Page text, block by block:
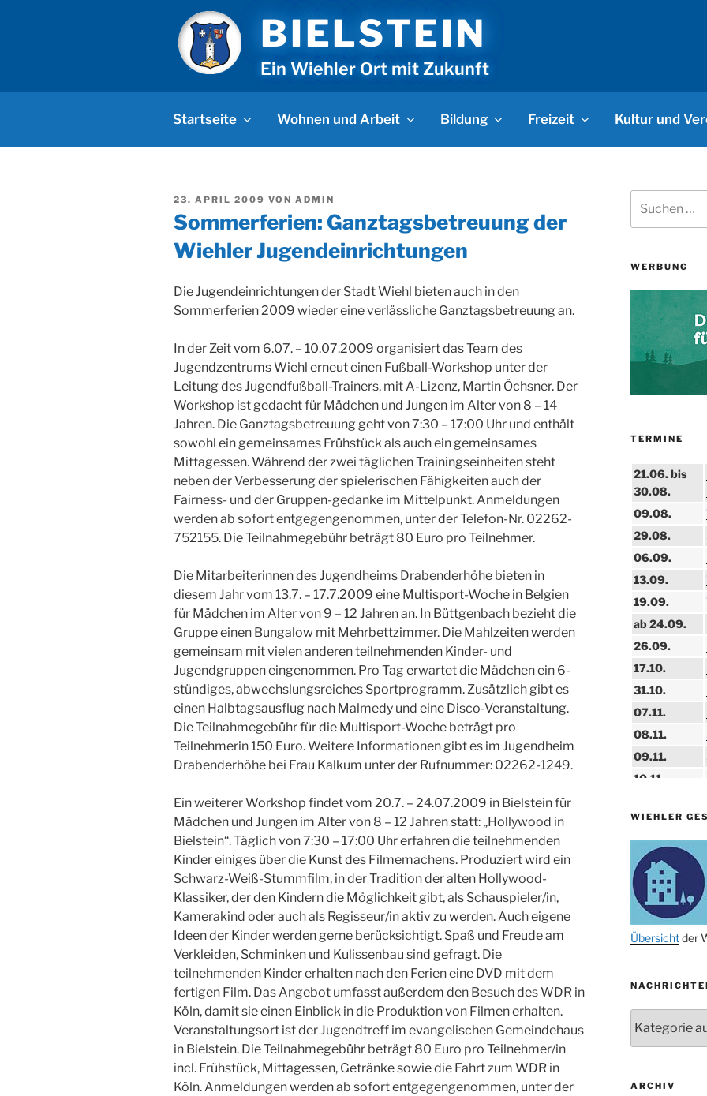
BIELSTEIN
Ein Wiehler Ort mit Zukunft
Startseite Wohnen und Arbeit Bildung Freizeit Kultur und
VERÖFFENTLICHT
23. APRIL 2009 VON ADMIN
Sommerferien: Ganztagsbetreuung der
Wiehler Jugendeinrichtungen
Die Jugendeinrichtungen der Stadt Wiehl bieten auch in den
Sommerferien 2009 wieder eine verlässliche Ganztagsbetreuung an.
In der Zeit vom 6.07. – 10.07.2009 organisiert das Team des
Jugendzentrums Wiehl erneut einen Fußball-Workshop unter der
Leitung des Jugendfußball-Trainers, mit A-Lizenz, Martin Öchsner. Der
Workshop ist gedacht für Mädchen und Jungen im Alter von 8 – 14
Jahren. Die Ganztagsbetreuung geht von 7:30 – 17:00 Uhr und enthält
sowohl ein gemeinsames Frühstück als auch ein gemeinsames
Mittagessen. Während der zwei täglichen Trainingseinheiten steht
neben der Verbesserung der spielerischen Fähigkeiten auch der
Fairness- und der Gruppen-gedanke im Mittelpunkt. Anmeldungen
werden ab sofort entgegengenommen, unter der Telefon-Nr. 02262-
752155. Die Teilnahmegebühr beträgt 80 Euro pro Teilnehmer.
Die Mitarbeiterinnen des Jugendheims Drabenderhöhe bieten in
diesem Jahr vom 13.7. – 17.7.2009 eine Multisport-Woche in Belgien
für Mädchen im Alter von 9 – 12 Jahren an. In Büttgenbach bezieht die
Gruppe einen Bungalow mit Mehrbettzimmer. Die Mahlzeiten werden
gemeinsam mit vielen anderen teilnehmenden Kinder- und
Jugendgruppen eingenommen. Pro Tag erwartet die Mädchen ein 6-
stündiges, abwechslungsreiches Sportprogramm. Zusätzlich gibt es
einen Halbtagsausflug nach Malmedy und eine Disco-Veranstaltung.
Die Teilnahmegebühr für die Multisport-Woche beträgt pro
Teilnehmerin 150 Euro. Weitere Informationen gibt es im Jugendheim
Drabenderhöhe bei Frau Kalkum unter der Rufnummer: 02262-1249.
Ein weiterer Workshop findet vom 20.7. – 24.07.2009 in Bielstein für
Mädchen und Jungen im Alter von 8 – 12 Jahren statt: „Hollywood in
Bielstein“. Täglich von 7:30 – 17:00 Uhr erfahren die teilnehmenden
Kinder einiges über die Kunst des Filmemachens. Produziert wird ein
Schwarz-Weiß-Stummfilm, in der Tradition der alten Hollywood-
Klassiker, der den Kindern die Möglichkeit gibt, als Schauspieler/in,
Kamerakind oder auch als Regisseur/in aktiv zu werden. Auch eigene
Ideen der Kinder werden gerne berücksichtigt. Spaß und Freude am
Verkleiden, Schminken und Kulissenbau sind gefragt. Die
teilnehmenden Kinder erhalten nach den Ferien eine DVD mit dem
fertigen Film. Das Angebot umfasst außerdem den Besuch des WDR in
Köln, damit sie einen Einblick in die Produktion von Filmen erhalten.
Veranstaltungsort ist der Jugendtreff im evangelischen Gemeindehaus
in Bielstein. Die Teilnahmegebühr beträgt 80 Euro pro Teilnehmer/in
incl. Frühstück, Mittagessen, Getränke sowie die Fahrt zum WDR in
Köln. Anmeldungen werden ab sofort entgegengenommen, unter der
nach:
WERBUNG
TERMINE
21.06. bis
30.08.
09.08.
29.08.
06.09.
13.09.
19.09.
ab 24.09.
26.09.
17.10.
31.10.
07.11.
08.11.
09.11.
10.11.
14.11.
15.11.
15.11.
27.11.
29.11.
06.12.
24.09. bis
10.12.
WIEHLER
Übersichtder
ARCHIV